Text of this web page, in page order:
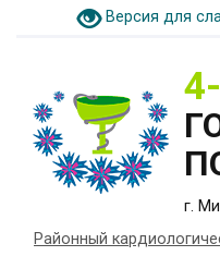
Версия для
г.
Районный